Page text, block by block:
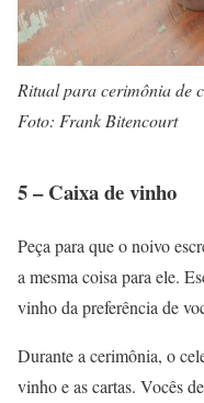
Ritual para cerimônia de
Foto: Frank Bitencourt
5 – Caixa de vinho
Peça para que o noivo
a mesma coisa para ele.
vinho da preferência de
Durante a cerimônia, o
vinho e as cartas. Vocês